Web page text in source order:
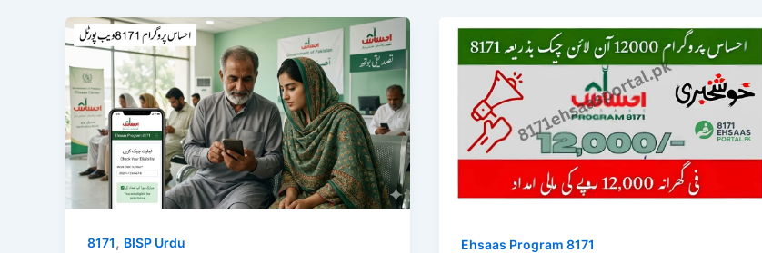
8171, BISP Urdu Ehsaas Program 8171